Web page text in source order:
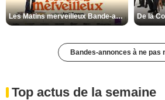
Les Matins merveilleux Bande-annonce VF
Bandes-annonces à ne pas
Top actus de la semaine